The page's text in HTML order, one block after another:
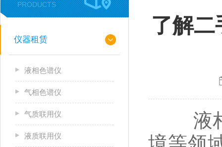
PRODUCTS
仪器租赁
液相色谱仪
气相色谱仪
气质联用仪
液质联用仪
了解
液相